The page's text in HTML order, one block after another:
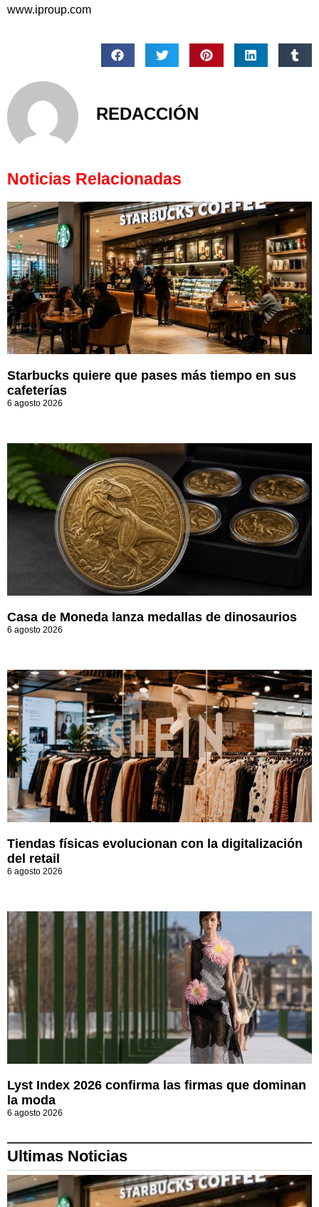
www.iproup.com
REDACCIÓN
Noticias Relacionadas
Starbucks quiere que pases más tiempo en sus
cafeterías
6 agosto 2026
Casa de Moneda lanza medallas de dinosaurios
6 agosto 2026
Tiendas físicas evolucionan con la digitalización
del retail
6 agosto 2026
Lyst Index 2026 confirma las firmas que dominan
la moda
6 agosto 2026
Ultimas Noticias